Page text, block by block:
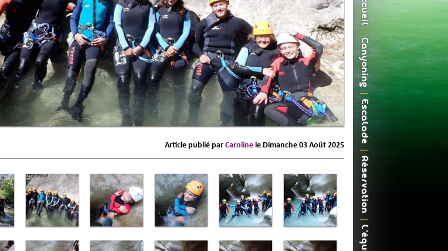
Article publié parCarolinele Dimanche 03 Août 2025
Accueil
Canyoning
Escalade
Réservation